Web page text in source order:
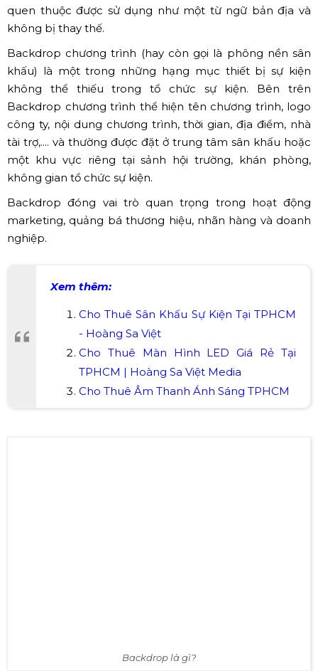
quen thuộc được sử dụng như một từ ngữ bản địa và
không bị thay thế.
Backdrop chương trình (hay còn gọi là phông nền sân
khấu) là một trong những hạng mục thiết bị sự kiện
không thể thiếu trong tổ chức sự kiện. Bên trên
Backdrop chương trình thể hiện tên chương trình, logo
công ty, nội dung chương trình, thời gian, địa điểm, nhà
tài trợ,.... và thường được đặt ở trung tâm sân khấu hoặc
một khu vực riêng tại sảnh hội trường, khán phòng,
không gian tổ chức sự kiện.
Backdrop đóng vai trò quan trọng trong hoạt động
marketing, quảng bá thương hiệu, nhãn hàng và doanh
nghiệp.
Xem thêm:
Cho Thuê Sân Khấu Sự Kiện Tại TPHCM
- Hoàng Sa Việt
Cho Thuê Màn Hình LED Giá Rẻ Tại
TPHCM | Hoàng Sa Việt Media
Cho Thuê Âm Thanh Ánh Sáng TPHCM